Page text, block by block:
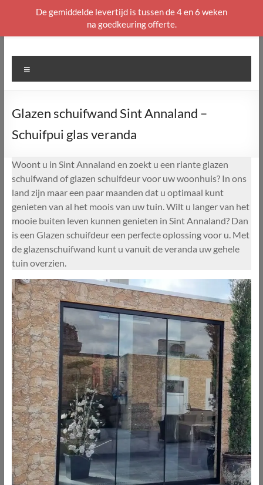
naar
Glazen schuifwand Sint Annaland –
Schuifpui glas veranda
Woont u in Sint Annaland en zoekt u een riante glazen
schuifwand of glazen schuifdeur voor uw woonhuis? In ons
land zijn maar een paar maanden dat u optimaal kunt
genieten van al het moois van uw tuin. Wilt u langer van het
mooie buiten leven kunnen genieten in Sint Annaland? Dan
is een Glazen schuifdeur een perfecte oplossing voor u. Met
de glazenschuifwand kunt u vanuit de veranda uw gehele
tuin overzien.
De gemiddelde levertijd is tussen de 4 en 6 weken
na goedkeuring offerte.